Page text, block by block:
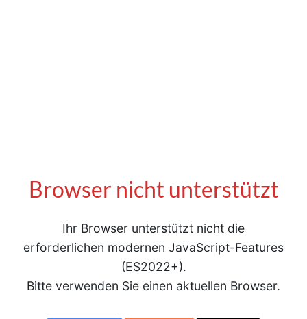
Browser nicht unterstützt
Ihr Browser unterstützt nicht die
erforderlichen modernen JavaScript-Features
(ES2022+).
Bitte verwenden Sie einen aktuellen Browser.